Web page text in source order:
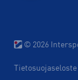
© 2026
Tietosuojaseloste